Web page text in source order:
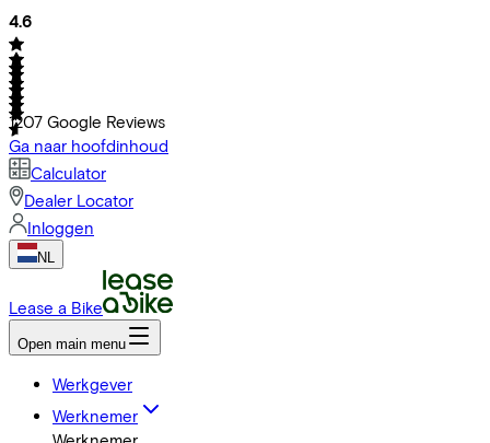
4.6
1207 Google Reviews
Ga naar hoofdinhoud
Calculator
Dealer Locator
Inloggen
NL
Lease a Bike
Open main menu
Werkgever
Werknemer